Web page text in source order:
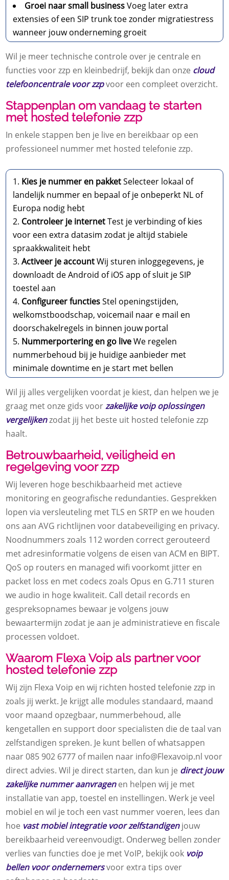
Groei naar small businessVoeg later extra
extensies of een SIP trunk toe zonder migratiestress
wanneer jouw onderneming groeit
Wil je meer technische controle over je centrale en
functies voor zzp en kleinbedrijf, bekijk dan onze cloud
telefooncentrale voor zzpvoor een compleet overzicht.
Stappenplan om vandaag te starten
met hosted telefonie zzp
In enkele stappen ben je live en bereikbaar op een
professioneel nummer met hosted telefonie zzp.
Kies je nummer en pakketSelecteer lokaal of
landelijk nummer en bepaal of je onbeperkt NL of
Europa nodig hebt
Controleer je internetTest je verbinding of kies
voor een extra datasim zodat je altijd stabiele
spraakkwaliteit hebt
Activeer je accountWij sturen inloggegevens, je
downloadt de Android of iOS app of sluit je SIP
toestel aan
Configureer functiesStel openingstijden,
welkomstboodschap, voicemail naar e mail en
doorschakelregels in binnen jouw portal
Nummerportering en go liveWe regelen
nummerbehoud bij je huidige aanbieder met
minimale downtime en je start met bellen
Wil jij alles vergelijken voordat je kiest, dan helpen we je
graag met onze gids voorzakelijke voip oplossingen
vergelijkenzodat jij het beste uit hosted telefonie zzp
haalt.
Betrouwbaarheid, veiligheid en
regelgeving voor zzp
Wij leveren hoge beschikbaarheid met actieve
monitoring en geografische redundanties. Gesprekken
lopen via versleuteling met TLS en SRTP en we houden
ons aan AVG richtlijnen voor databeveiliging en privacy.
Noodnummers zoals 112 worden correct gerouteerd
met adresinformatie volgens de eisen van ACM en BIPT.
QoS op routers en managed wifi voorkomt jitter en
packet loss en met codecs zoals Opus en G.711 sturen
we audio in hoge kwaliteit. Call detail records en
gespreksopnames bewaar je volgens jouw
bewaartermijn zodat je aan je administratieve en fiscale
processen voldoet.
Waarom Flexa Voip als partner voor
hosted telefonie zzp
Wij zijn Flexa Voip en wij richten hosted telefonie zzp in
zoals jij werkt. Je krijgt alle modules standaard, maand
voor maand opzegbaar, nummerbehoud, alle
kengetallen en support door specialisten die de taal van
zelfstandigen spreken. Je kunt bellen of whatsappen
naar 085 902 6777 of mailen naar info@Flexavoip.nl voor
direct advies. Wil je direct starten, dan kun je direct jouw
zakelijke nummer aanvragenen helpen wij je met
installatie van app, toestel en instellingen. Werk je veel
mobiel en wil je toch een vast nummer voeren, lees dan
hoe vast mobiel integratie voor zelfstandigenjouw
bereikbaarheid vereenvoudigt. Onderweg bellen zonder
verlies van functies doe je met VoIP, bekijk ook voip
bellen voor ondernemersvoor extra tips over